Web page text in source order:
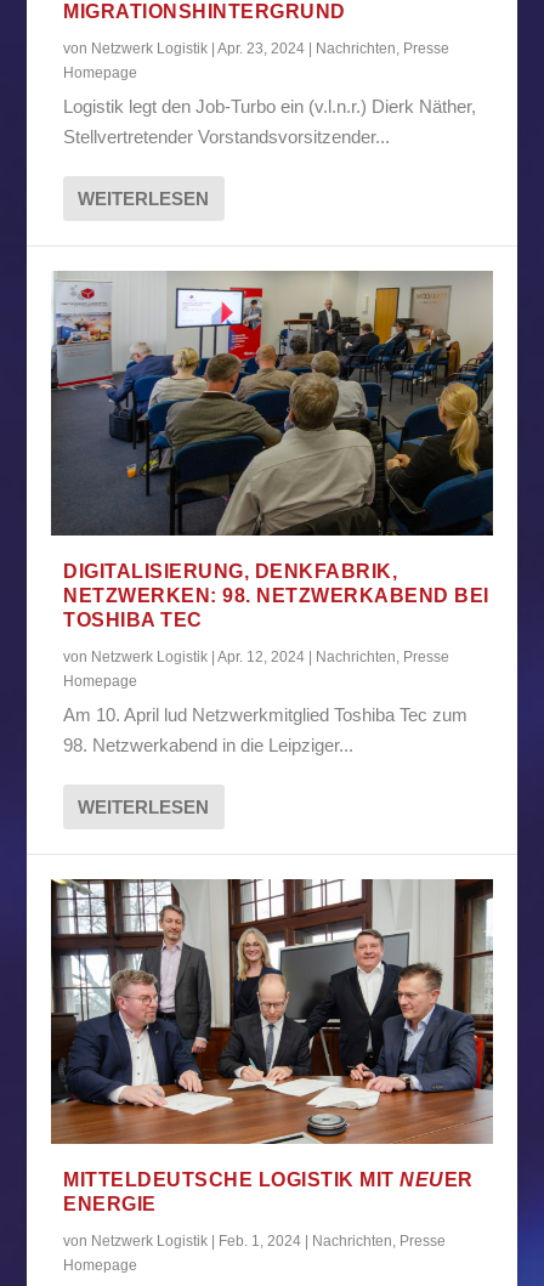
MIGRATIONSHINTERGRUND
von Netzwerk Logistik |Apr. 23, 2024 Nachrichten, Presse
Homepage
Logistik legt den Job-Turbo ein (v.l.n.r.) Dierk Näther,
Stellvertretender Vorstandsvorsitzender...
WEITERLESEN
DIGITALISIERUNG, DENKFABRIK,
NETZWERKEN: 98. NETZWERKABEND BEI
TOSHIBA TEC
von Netzwerk Logistik |Apr. 12, 2024 | Nachrichten, Presse
Homepage
Am 10. April lud Netzwerkmitglied Toshiba Tec zum
98. Netzwerkabend in die Leipziger...
WEITERLESEN
MITTELDEUTSCHE LOGISTIK MITNEU ER
ENERGIE
von Netzwerk Logistik | Feb. 1, 2024 | Nachrichten Presse
Homepage